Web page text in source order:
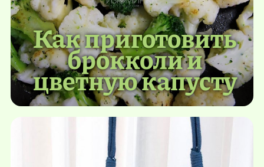
Как приготовить
брокколи и
цветную капусту